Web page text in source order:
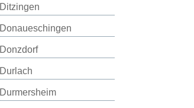
Ditzingen
Donaueschingen
Donzdorf
Durlach
Durmersheim